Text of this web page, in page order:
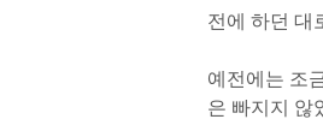
전에 하던 대
예전에는 조
은 빠지지 않